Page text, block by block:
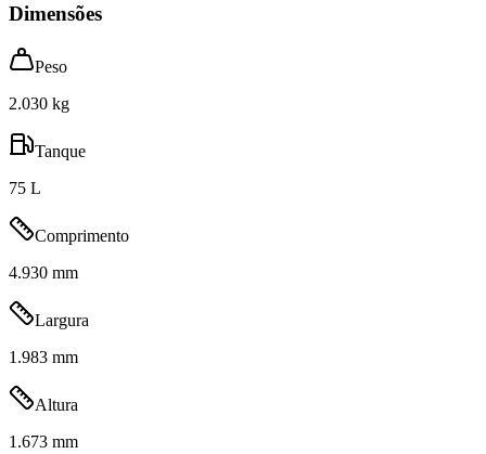
Dimensões
Peso
2.030 kg
Tanque
75 L
Comprimento
4.930 mm
Largura
1.983 mm
Altura
1.673 mm